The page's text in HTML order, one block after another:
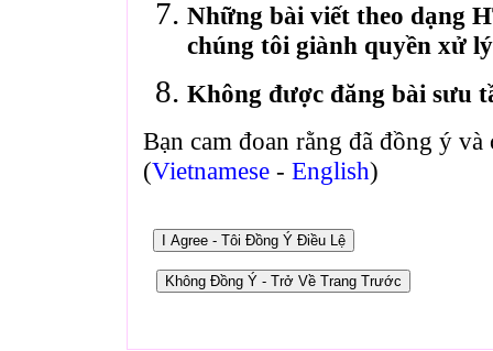
Những bài viết theo dạng
chúng tôi giành quyền xử
Không được đăng bài sưu
Bạn cam đoan rằng đã đồng ý
(Vietnamese - English)